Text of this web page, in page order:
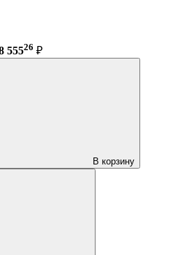
55526 ₽
В корзину